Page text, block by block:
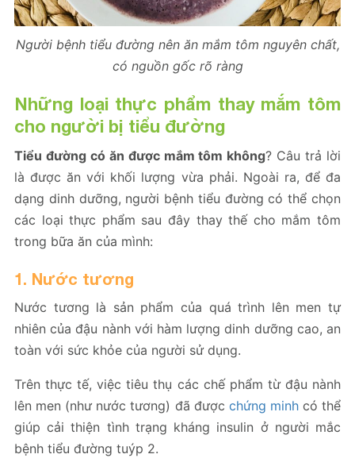
Người bệnh tiểu đường nên ăn mắm tôm nguyên chất,
có nguồn gốc rõ ràng
Những loại thực phẩm thay mắm tôm
cho người bị tiểu đường
Tiểu đường có ăn được mắm tôm không? Câu trả lời
là được ăn với khối lượng vừa phải. Ngoài ra, để đa
dạng dinh dưỡng, người bệnh tiểu đường có thể chọn
các loại thực phẩm sau đây thay thế cho mắm tôm
trong bữa ăn của mình:
1. Nước tương
Nước tương là sản phẩm của quá trình lên men tự
nhiên của đậu nành với hàm lượng dinh dưỡng cao, an
toàn với sức khỏe của người sử dụng.
Trên thực tế, việc tiêu thụ các chế phẩm từ đậu nành
lên men (như nước tương) đã được chứng minhcó thể
giúp cải thiện tình trạng kháng insulin ở người mắc
bệnh tiểu đường tuýp 2.